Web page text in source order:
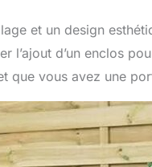
et un design
l’ajout d’un enclos
que vous avez une